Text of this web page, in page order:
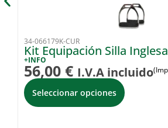
34-066179K-CUR
Kit Equipación Silla
+INFO
56,00 € I.V.A incluido
Seleccionar opciones